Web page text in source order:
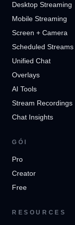
Desktop Streaming
Mobile Streaming
Screen + Camera
Scheduled Streams
Unified Chat
Overlays
AI Tools
Stream Recordings
Chat Insights
GÓI
Pro
Creator
Free
RESOURCES